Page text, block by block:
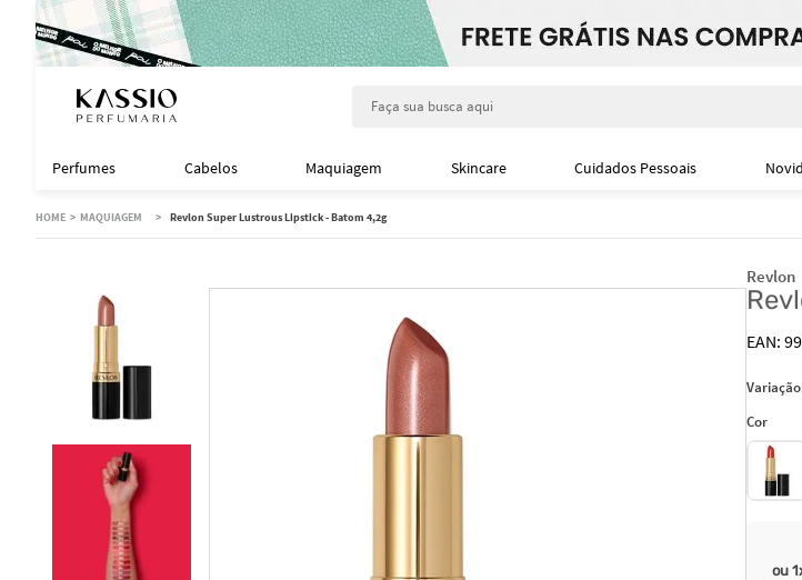
Perfumes Cabelos Maquiagem Skincare Cuidados Pessoais
MAQUIAGEM Revlon Super Lustrous Lipstick - Batom 4,2g
Revlon
Cor
ou 1